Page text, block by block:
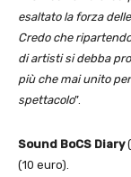
esaltato la forza
Credo che
di artisti si debba
più che mai unito
spettacolo”.
Sound BoCS Diary
(10 euro).